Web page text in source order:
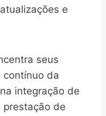
e
seus
contínuo da
integração de
prestação de